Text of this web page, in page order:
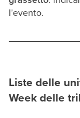
l'evento.
Liste delle
Week delle